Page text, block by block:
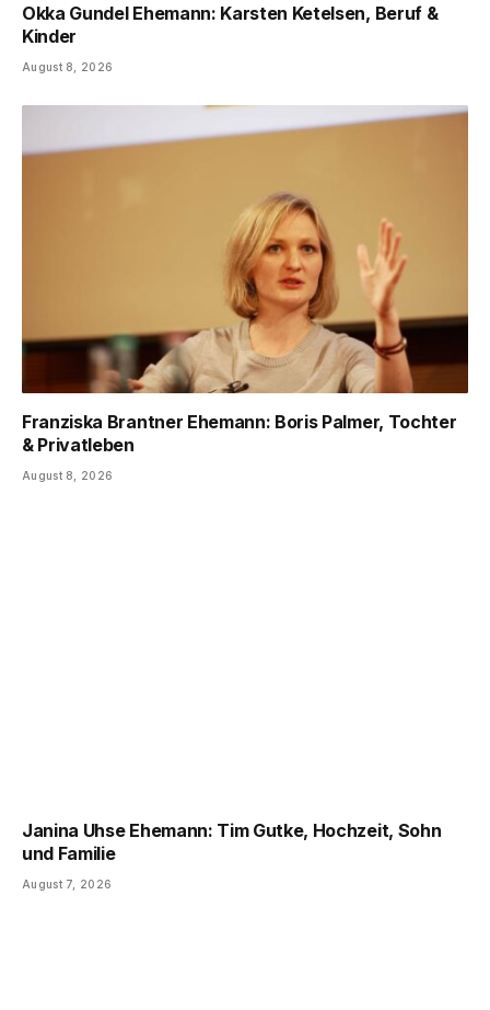
Okka Gundel Ehemann: Karsten Ketelsen, Beruf &
Kinder
August 8, 2026
Franziska Brantner Ehemann: Boris Palmer, Tochter
& Privatleben
August 8, 2026
Janina Uhse Ehemann: Tim Gutke, Hochzeit, Sohn
und Familie
August 7, 2026